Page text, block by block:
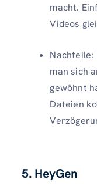
macht.
Videos
Nachteile:
man sich
gewöhnt
Dateien
5. HeyGen